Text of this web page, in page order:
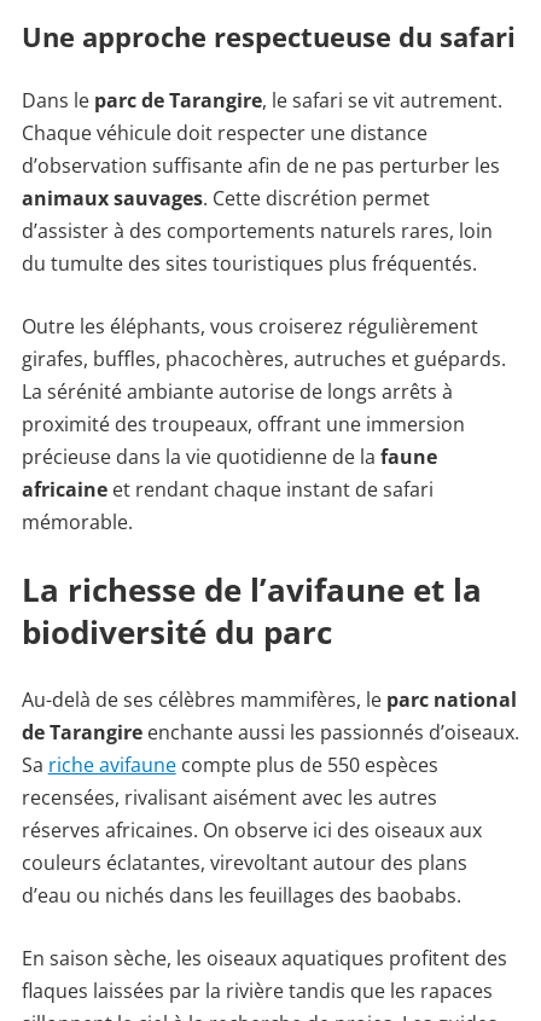
Une approche respectueuse du safari
Dans le parc de Tarangire, le safari se vit autrement.
Chaque véhicule doit respecter une distance
d’observation suffisante afin de ne pas perturber les
animaux sauvages. Cette discrétion permet
d’assister à des comportements naturels rares, loin
du tumulte des sites touristiques plus fréquentés.
Outre les éléphants, vous croiserez régulièrement
girafes, buffles, phacochères, autruches et guépards.
La sérénité ambiante autorise de longs arrêts à
proximité des troupeaux, offrant une immersion
précieuse dans la vie quotidienne de la faune
africaineet rendant chaque instant de safari
mémorable.
La richesse de l’avifaune et la
biodiversité du parc
Au-delà de ses célèbres mammifères, le parc national
de Tarangireenchante aussi les passionnés d’oiseaux.
Sa riche avifaunecompte plus de 550 espèces
recensées, rivalisant aisément avec les autres
réserves africaines. On observe ici des oiseaux aux
couleurs éclatantes, virevoltant autour des plans
d’eau ou nichés dans les feuillages des baobabs.
En saison sèche, les oiseaux aquatiques profitent des
flaques laissées par la rivière tandis que les rapaces